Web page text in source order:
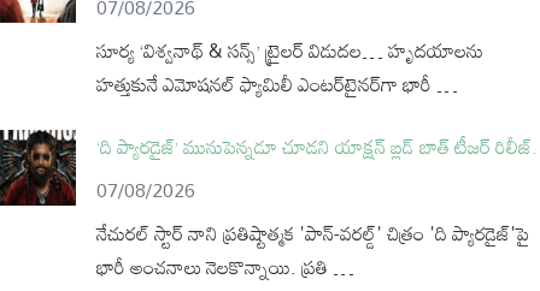
సూర్య ‘విశ్వనాథ్ & సన్స్’ ట్రైలర్ విడుదల… హృదయాలను
హత్తుకునే ఎమోషనల్ ఫ్యామిలీ ఎంటర్‌టైనర్‌గా భారీ …
‘ది ప్యారడైజ్’ మునుపెన్నడూ చూడని యాక్షన్ బ్లడ్ బాత్ టీజర్ రిలీజ్.
07/08/2026
నేచురల్ స్టార్ నాని ప్రతిష్టాత్మక 'పాన్-వరల్డ్' చిత్రం 'ది ప్యారడైజ్'పై
భారీ అంచనాలు నెలకొన్నాయి. ప్రతి …